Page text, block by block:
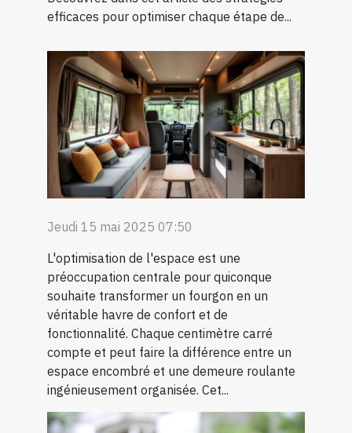
efficaces pour optimiser chaque étape de...
Jeudi 15 mai 2025 07:50
L'optimisation de l'espace est une
préoccupation centrale pour quiconque
souhaite transformer un fourgon en un
véritable havre de confort et de
fonctionnalité. Chaque centimètre carré
compte et peut faire la différence entre un
espace encombré et une demeure roulante
ingénieusement organisée. Cet...